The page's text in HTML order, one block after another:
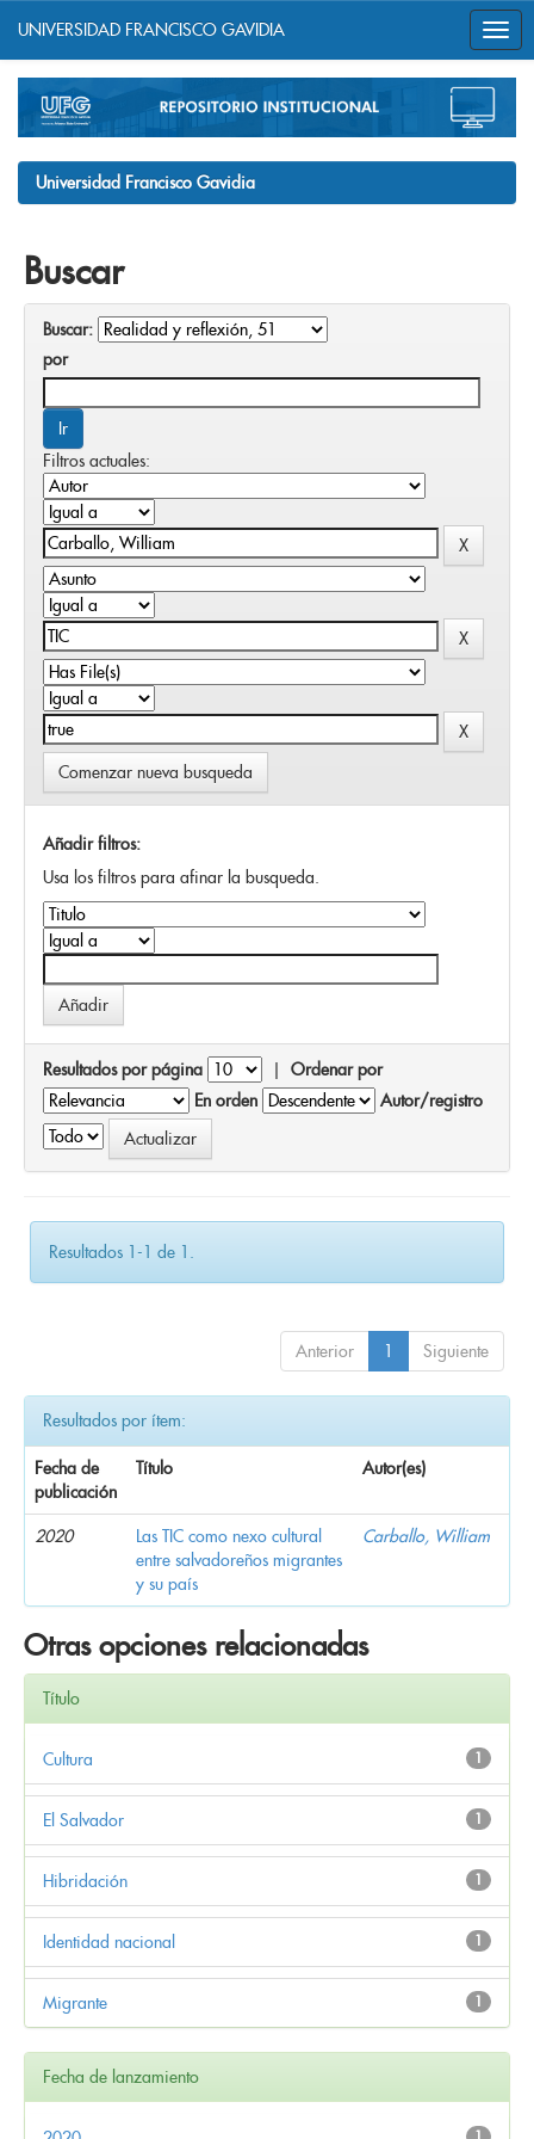
navigation
UNIVERSIDAD FRANCISCO GAVIDIA
Universidad Francisco Gavidia
Buscar
Buscar:
por
Filtros actuales:
Comenzar nueva busqueda
Añadir filtros:
Usa los filtros para afinar la busqueda.
Resultados por página | Ordenar por
En orden
Autor/registro
Resultados 1-1 de 1.
Anterior 1 Siguiente
Resultados por ítem:
Fecha de
publicación
Título Autor(es)
2020
Las TIC como nexo cultural
entre salvadoreños migrantes
y su país
Carballo, William
Otras opciones relacionadas
Título
1
Cultura
1
El Salvador
1
Hibridación
1
Identidad nacional
1
Migrante
Fecha de lanzamiento